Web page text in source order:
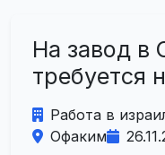
На завод в
требуется
Работа в
Офаким